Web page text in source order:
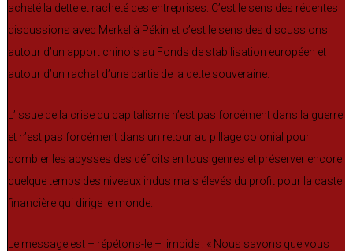
acheté la dette et racheté des entreprises. C’est le sens des récentes
discussions avec Merkel à Pékin et c’est le sens des discussions
autour d’un apport chinois au Fonds de stabilisation européen et
autour d’un rachat d’une partie de la dette souveraine.
L’issue de la crise du capitalisme n’est pas forcément dans la guerre
et n’est pas forcément dans un retour au pillage colonial pour
combler les abysses des déficits en tous genres et préserver encore
quelque temps des niveaux indus mais élevés du profit pour la caste
financière qui dirige le monde.
Le message est – répétons-le – limpide : « Nous savons que vous